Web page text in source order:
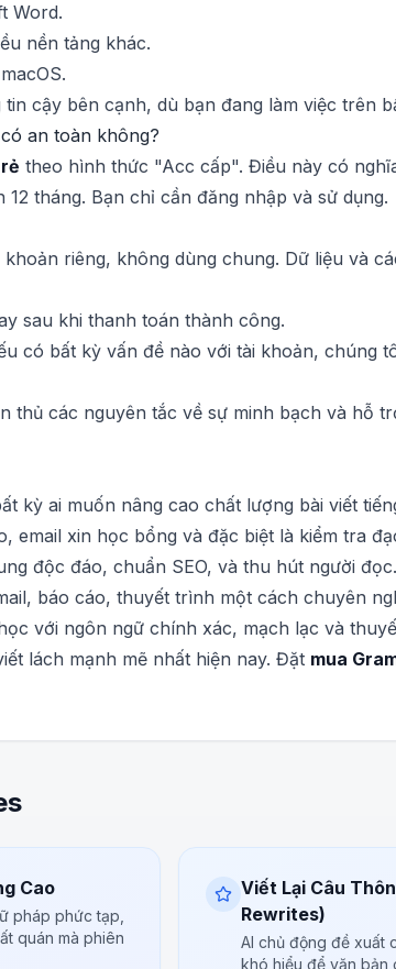
Word.
nền tảng khác.
cậy bên cạnh, dù bạn đang làm việc trên
an toàn không?
theo hình thức "Acc cấp". Điều này có
tháng. Bạn chỉ cần đăng nhập và sử dụng.
riêng, không dùng chung. Dữ liệu và
sau khi thanh toán thành công.
có bất kỳ vấn đề nào với tài khoản, chúng
thủ các nguyên tắc về sự minh bạch và hỗ
kỳ ai muốn nâng cao chất lượng bài viết
email xin học bổng và đặc biệt là kiểm tra
độc đáo, chuẩn SEO, và thu hút người đọc.
báo cáo, thuyết trình một cách chuyên
với ngôn ngữ chính xác, mạch lạc và
lách mạnh mẽ nhất hiện nay. Đặt mua
Cao
pháp phức tạp,
quán mà phiên
Viết Lại Câu
Rewrites)
AI chủ động đề xuất
khó hiểu để văn bản